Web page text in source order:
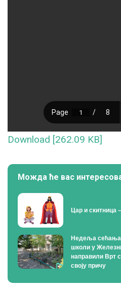
Download [262.09 KB]
Можда ће вас
Цар и скитница
Недеља сећања
школи у
направили Врт
своју причу